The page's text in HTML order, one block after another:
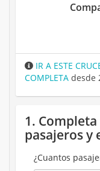
IR A ESTE
COMPLETA desde
1.
pasajeros y
¿Cuantos